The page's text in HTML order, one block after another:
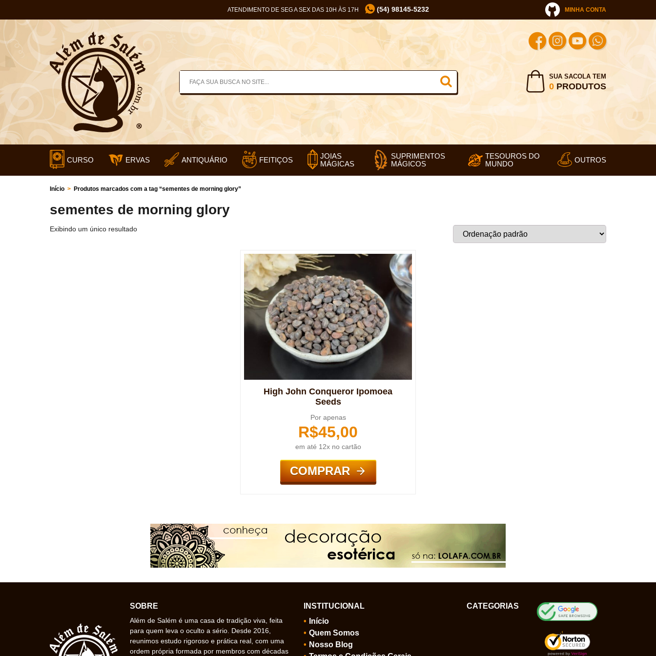
ATENDIMENTO DE SEG A SEX DAS 10H ÀS 17H (54) 98145-5232 MINHA CONTA
SUA SACOLA TEM
0PRODUTOS
CURSO ERVAS ANTIQUÁRIO FEITIÇOS
JOIAS
MÁGICAS
SUPRIMENTOS
MÁGICOS
TESOUROS DO
MUNDO
OUTROS
Início > Produtos marcados com a tag “sementes de morning glory”
sementes de morning glory
Exibindo um único resultado
High John Conqueror Ipomoea
Seeds
Por apenas
R$45,00
em até 12x no cartão
COMPRAR
SOBRE
Além de Salém é uma casa de tradição viva, feita
para quem leva o oculto a sério. Desde 2016,
reunimos estudo rigoroso e prática real, com uma
ordem própria formada por membros com décadas
INSTITUCIONAL
Início
Quem Somos
Nosso Blog
CATEGORIAS